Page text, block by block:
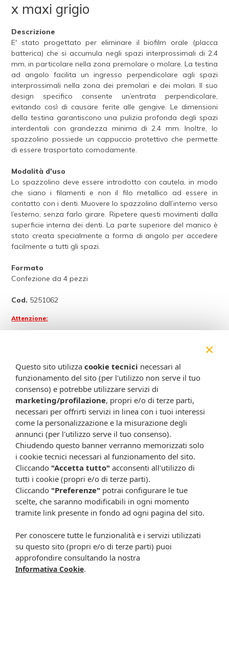
x maxi grigio
Descrizione
E' stato progettato per eliminare il biofilm orale (placca
batterica) che si accumula negli spazi interprossimali di 2.4
mm, in particolare nella zona premolare o molare. La testina
ad angolo facilita un ingresso perpendicolare agli spazi
interprossimali nella zona dei premolari e dei molari. Il suo
design specifico consente un’entrata perpendicolare,
evitando così di causare ferite alle gengive. Le dimensioni
della testina garantiscono una pulizia profonda degli spazi
interdentali con grandezza minima di 2.4 mm. Inoltre, lo
spazzolino possiede un cappuccio protettivo che permette
di essere trasportato comodamente.
Modalità d'uso
Lo spazzolino deve essere introdotto con cautela, in modo
che siano i filamenti e non il filo metallico ad essere in
contatto con i denti. Muovere lo spazzolino dall’interno verso
l’esterno, senza farlo girare. Ripetere questi movimenti dalla
superficie interna dei denti. La parte superiore del manico è
stato creata specialmente a forma di angolo per accedere
facilmente a tutti gli spazi.
Formato
Confezione da 4 pezzi
Cod. 5251062
Attenzione:
confezione stessa), né il consiglio del medico, specialmente in caso
di possibili allergie o patologie. Vista la difficoltà nell’adeguarsi alle
continue modifiche effettuate dalle varie aziende produttrici come
cambio del packaging (colori, dimensioni, contenuto, informazioni) e
i possibili cambiamenti come cambio degli ingredienti e valori
percentuali, Farmacia Cavalieri Shop dichiara di non assumere
alcuna responsabilità in caso di schede prodotto ed immagini non
aggiornate in tempo reale e presenza di errori o omissioni. Inoltre
non si assumono responsabilità in caso di qualsiasi problema
causato dall’accesso delle informazioni riportate sul sito
shop.farmaciacavalieri.it.
ISCRIVITI ALLA NEWSLETTER
Rimani aggiornato su tutte le promozioni
×
Questo sito utilizza cookie tecnici necessari al
funzionamento del sito (per l'utilizzo non serve il tuo
consenso) e potrebbe utilizzare servizi di
marketing/profilazione, propri e/o di terze parti,
necessari per offrirti servizi in linea con i tuoi interessi
come la personalizzazione e la misurazione degli
annunci (per l'utilizzo serve il tuo consenso).
Chiudendo questo banner verranno memorizzati solo
i cookie tecnici necessari al funzionamento del sito.
Cliccando "Accetta tutto" acconsenti all'utilizzo di
tutti i cookie (propri e/o di terze parti).
Cliccando "Preferenze" potrai configurare le tue
scelte, che saranno modificabili in ogni momento
tramite link presente in fondo ad ogni pagina del sito.
Per conoscere tutte le funzionalità e i servizi utilizzati
su questo sito (propri e/o di terze parti) puoi
approfondire consultando la nostra
Informativa Cookie.